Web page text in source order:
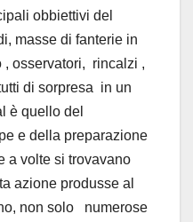
obbiettivi del
masse di fanterie in
, osservatori, rincalzi ,
di sorpresa in un
è quello del
e della preparazione
a volte si trovavano
azione produsse al
non solo numerose